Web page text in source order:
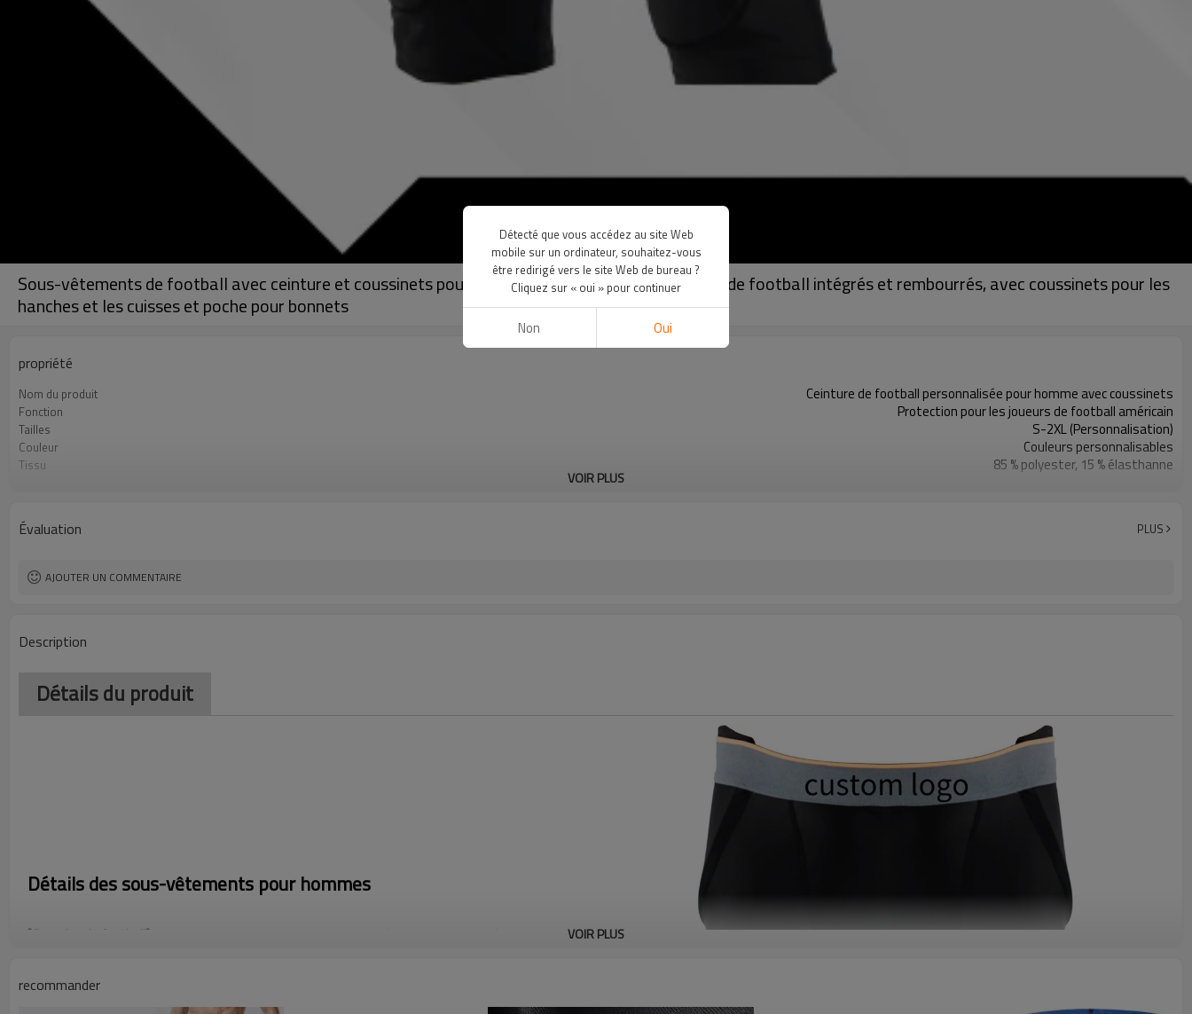
Sous-vêtements de football avec ceinture et coussinets pour hommes et garçons | 7 coussinets de football intégrés et rembourrés, avec coussinets pour les
hanches et les cuisses et poche pour bonnets
propriété
Nom du produit Ceinture de football personnalisée pour homme avec coussinets
Fonction Protection pour les joueurs de football américain
Tailles S-2XL (Personnalisation)
Couleur Couleurs personnalisables
Tissu 85 % polyester, 15 % élasthanne
Quantité minimale de commande
VOIR PLUS
Évaluation PLUS
AJOUTER UN COMMENTAIRE
Description
Détails du produit
Détails des sous-vêtements pour hommes
[Coussins de football] -
Les protections de football sont fabriquées en EVA, un matériau souple et
parties les plus sensibles du corps.
VOIR PLUS
recommander
Détecté que vous accédez au site Web
mobile sur un ordinateur, souhaitez-vous
être redirigé vers le site Web de bureau ?
Cliquez sur « oui » pour continuer
Non Oui